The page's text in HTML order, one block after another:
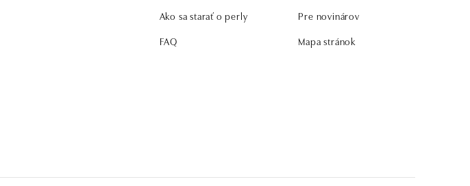
Ako sa starať o perly
FAQ
Pre novinárov
Mapa stránok